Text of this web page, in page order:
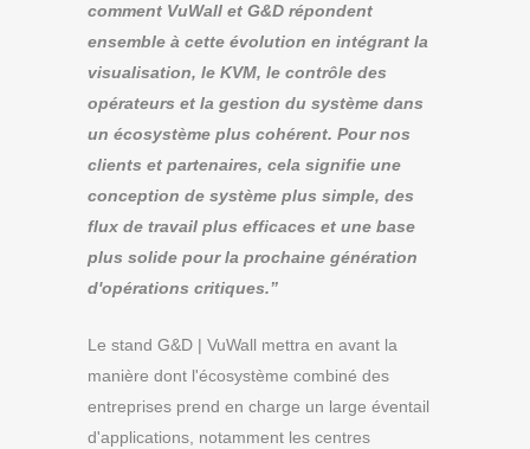
comment VuWall et G&D répondent
ensemble à cette évolution en intégrant la
visualisation, le KVM, le contrôle des
opérateurs et la gestion du système dans
un écosystème plus cohérent. Pour nos
clients et partenaires, cela signifie une
conception de système plus simple, des
flux de travail plus efficaces et une base
plus solide pour la prochaine génération
d'opérations critiques.”
Le stand G&D | VuWall mettra en avant la
manière dont l'écosystème combiné des
entreprises prend en charge un large éventail
d'applications, notamment les centres